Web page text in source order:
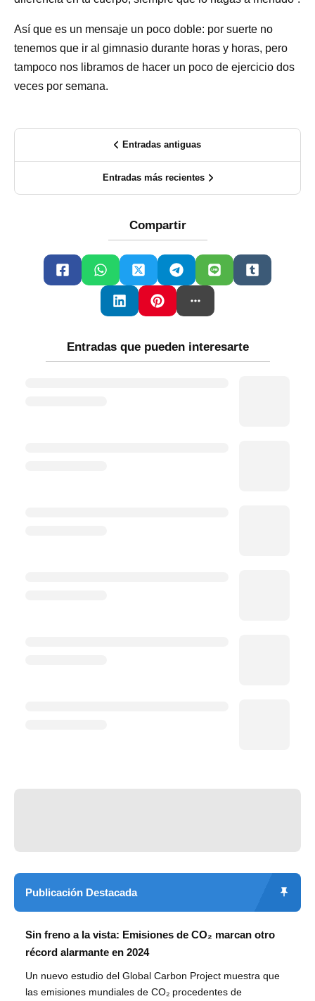
Así que es un mensaje un poco doble: por suerte no
tenemos que ir al gimnasio durante horas y horas, pero
tampoco nos libramos de hacer un poco de ejercicio dos
veces por semana.
Entradas antiguas
Entradas más recientes
Compartir
Entradas que pueden interesarte
Publicación Destacada
Sin freno a la vista: Emisiones de CO₂ marcan otro
récord alarmante en 2024
Un nuevo estudio del Global Carbon Project muestra que
las emisiones mundiales de CO₂ procedentes de